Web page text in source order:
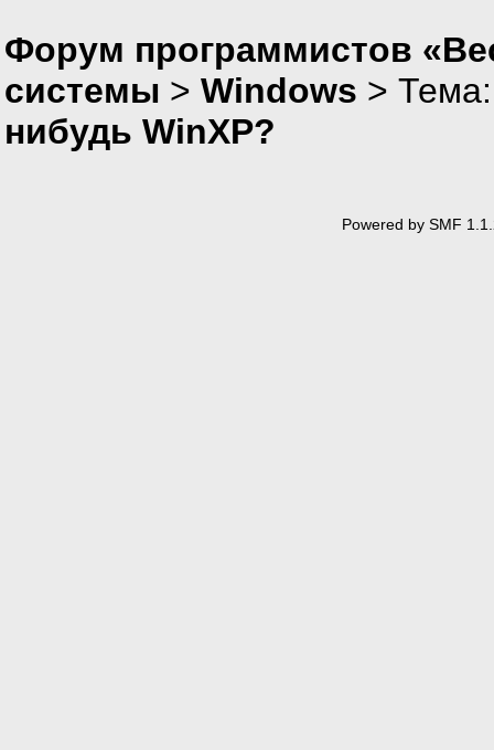
Форум программистов
системы > Windows >
нибудь WinXP?
Powered by SMF